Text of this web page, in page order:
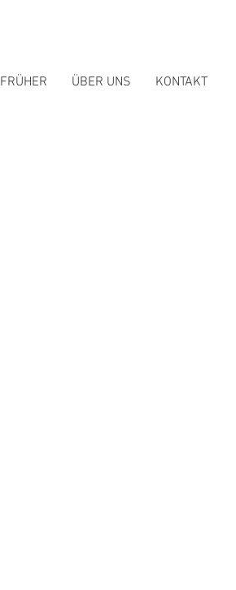
FRÜHER ÜBER UNS KONTAKT